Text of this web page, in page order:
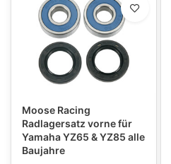
Moose Racing
Radlagersatz vorne für
Yamaha YZ65 & YZ85 alle
Baujahre